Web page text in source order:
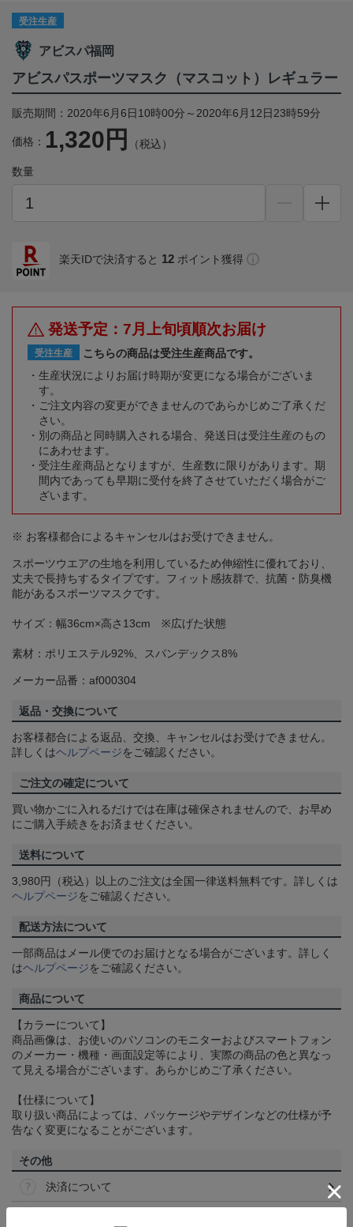
受注生産
アビスパ福岡
アビスパスポーツマスク（マスコット）レギュラー
販売期間：2020年6月6日10時00分～2020年6月12日23時59分
価格： 1,320円 （税込）
数量
楽天IDで決済すると 12 ポイント獲得
発送予定：7月上旬頃順次お届け
受注生産
こちらの商品は受注生産商品です。
生産状況によりお届け時期が変更になる場合がございま
す。
ご注文内容の変更ができませんのであらかじめご了承くだ
さい。
別の商品と同時購入される場合、発送日は受注生産のもの
にあわせます。
受注生産商品となりますが、生産数に限りがあります。期
間内であっても早期に受付を終了させていただく場合がご
ざいます。
※ お客様都合によるキャンセルはお受けできません。
スポーツウエアの生地を利用しているため伸縮性に優れており、
丈夫で長持ちするタイプです。フィット感抜群で、抗菌・防臭機
能があるスポーツマスクです。
サイズ：幅36cm×高さ13cm ※広げた状態
素材：ポリエステル92%、スパンデックス8%
メーカー品番：af000304
返品・交換について
お客様都合による返品、交換、キャンセルはお受けできません。
詳しくはヘルプページをご確認ください。
ご注文の確定について
買い物かごに入れるだけでは在庫は確保されませんので、お早め
にご購入手続きをお済ませください。
送料について
3,980円（税込）以上のご注文は全国一律送料無料です。詳しくは
ヘルプページをご確認ください。
配送方法について
一部商品はメール便でのお届けとなる場合がございます。詳しく
はヘルプページをご確認ください。
商品について
【カラーについて】
商品画像は、お使いのパソコンのモニターおよびスマートフォン
のメーカー・機種・画面設定等により、実際の商品の色と異なっ
て見える場合がございます。あらかじめご了承ください。
【仕様について】
取り扱い商品によっては、パッケージやデザインなどの仕様が予
告なく変更になることがございます。
その他
決済について